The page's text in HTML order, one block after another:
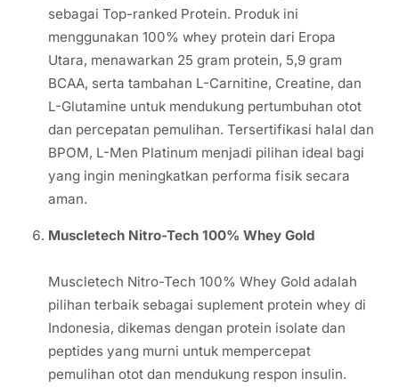
sebagai Top-ranked Protein. Produk ini
menggunakan 100% whey protein dari Eropa
Utara, menawarkan 25 gram protein, 5,9 gram
BCAA, serta tambahan L-Carnitine, Creatine, dan
L-Glutamine untuk mendukung pertumbuhan otot
dan percepatan pemulihan. Tersertifikasi halal dan
BPOM, L-Men Platinum menjadi pilihan ideal bagi
yang ingin meningkatkan performa fisik secara
aman.
Muscletech Nitro-Tech 100% Whey Gold
Muscletech Nitro-Tech 100% Whey Gold adalah
pilihan terbaik sebagai suplement protein whey di
Indonesia, dikemas dengan protein isolate dan
peptides yang murni untuk mempercepat
pemulihan otot dan mendukung respon insulin.